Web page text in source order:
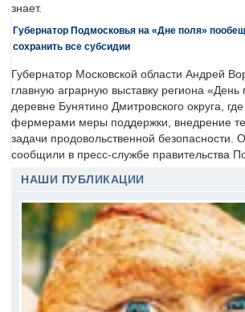
знает.
Губернатор Подмосковья на «Дне поля»
сохранить все субсидии
Губернатор Московской области Андрей
главную аграрную выставку региона
деревне Бунятино Дмитровского округа,
фермерами меры поддержки, внедрение
задачи продовольственной безопасности.
сообщили в пресс-службе правительства
НАШИ ПУБЛИКАЦИИ